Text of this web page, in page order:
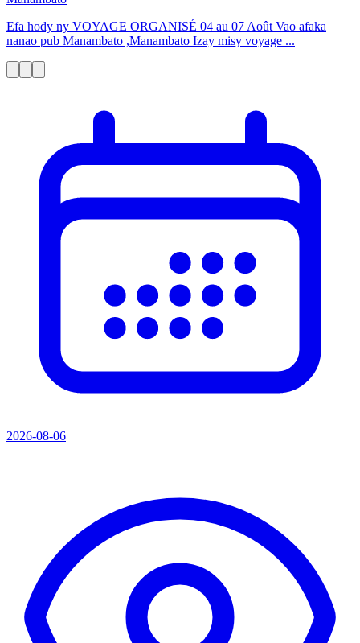
Efa hody ny VOYAGE ORGANISÉ 04 au 07 Août Vao afaka
nanao pub Manambato ,Manambato Izay misy voyage ...
2026-08-06